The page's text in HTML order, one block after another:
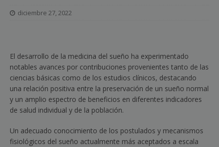
diciembre 27, 2022
El desarrollo de la medicina del sueño ha experimentado
notables avances por contribuciones provenientes tanto de las
ciencias básicas como de los estudios clínicos, destacando
una relación positiva entre la preservación de un sueño normal
y un amplio espectro de beneficios en diferentes indicadores
de salud individual y de la población.
Un adecuado conocimiento de los postulados y mecanismos
fisiológicos del sueño actualmente más aceptados a escala